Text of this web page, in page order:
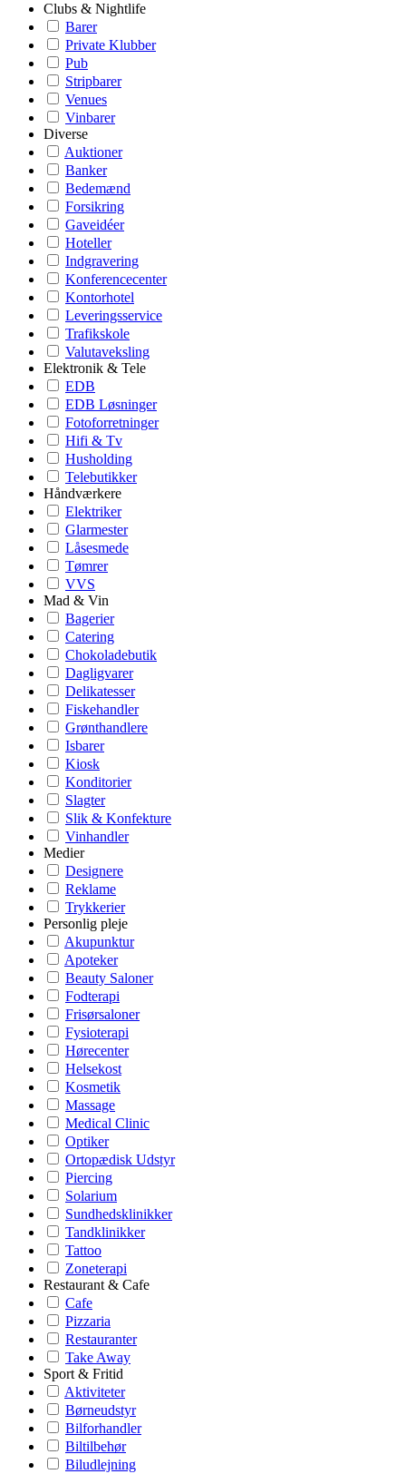
Clubs & Nightlife
Barer
Private Klubber
Pub
Stripbarer
Venues
Vinbarer
Diverse
Auktioner
Banker
Bedemænd
Forsikring
Gaveidéer
Hoteller
Indgravering
Konferencecenter
Kontorhotel
Leveringsservice
Trafikskole
Valutaveksling
Elektronik & Tele
EDB
EDB Løsninger
Fotoforretninger
Hifi & Tv
Husholding
Telebutikker
Håndværkere
Elektriker
Glarmester
Låsesmede
Tømrer
VVS
Mad & Vin
Bagerier
Catering
Chokoladebutik
Dagligvarer
Delikatesser
Fiskehandler
Grønthandlere
Isbarer
Kiosk
Konditorier
Slagter
Slik & Konfekture
Vinhandler
Medier
Designere
Reklame
Trykkerier
Personlig pleje
Akupunktur
Apoteker
Beauty Saloner
Fodterapi
Frisørsaloner
Fysioterapi
Hørecenter
Helsekost
Kosmetik
Massage
Medical Clinic
Optiker
Ortopædisk Udstyr
Piercing
Solarium
Sundhedsklinikker
Tandklinikker
Tattoo
Zoneterapi
Restaurant & Cafe
Cafe
Pizzaria
Restauranter
Take Away
Sport & Fritid
Aktiviteter
Børneudstyr
Bilforhandler
Biltilbehør
Biludlejning